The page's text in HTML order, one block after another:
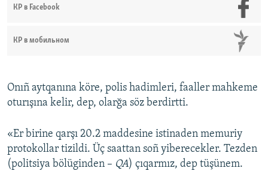
КР в Facebook
КР в мобильном
Onıñ aytqanına köre, polis hadimleri, faaller mahkeme
oturışına kelir, dep, olarğa söz berdirtti.
«Er birine qarşı 20.2 maddesine istinaden memuriy
protokollar tizildi. Üç saattan soñ yiberecekler. Tezden
(politsiya bölüginden – QA) çıqarmız, dep tüşünem.